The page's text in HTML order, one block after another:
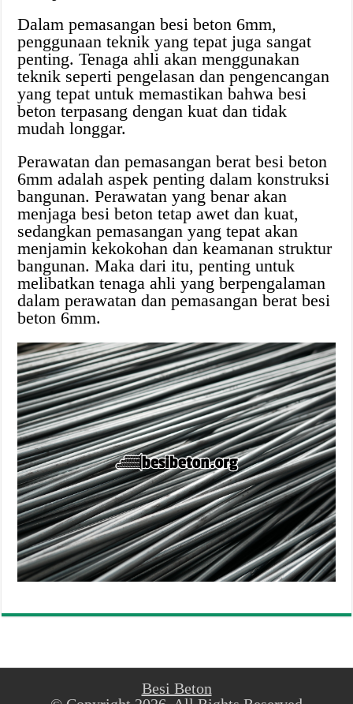
Dalam pemasangan besi beton 6mm,
penggunaan teknik yang tepat juga sangat
penting. Tenaga ahli akan menggunakan
teknik seperti pengelasan dan pengencangan
yang tepat untuk memastikan bahwa besi
beton terpasang dengan kuat dan tidak
mudah longgar.
Perawatan dan pemasangan berat besi beton
6mm adalah aspek penting dalam konstruksi
bangunan. Perawatan yang benar akan
menjaga besi beton tetap awet dan kuat,
sedangkan pemasangan yang tepat akan
menjamin kekokohan dan keamanan struktur
bangunan. Maka dari itu, penting untuk
melibatkan tenaga ahli yang berpengalaman
dalam perawatan dan pemasangan berat besi
beton 6mm.
Besi Beton